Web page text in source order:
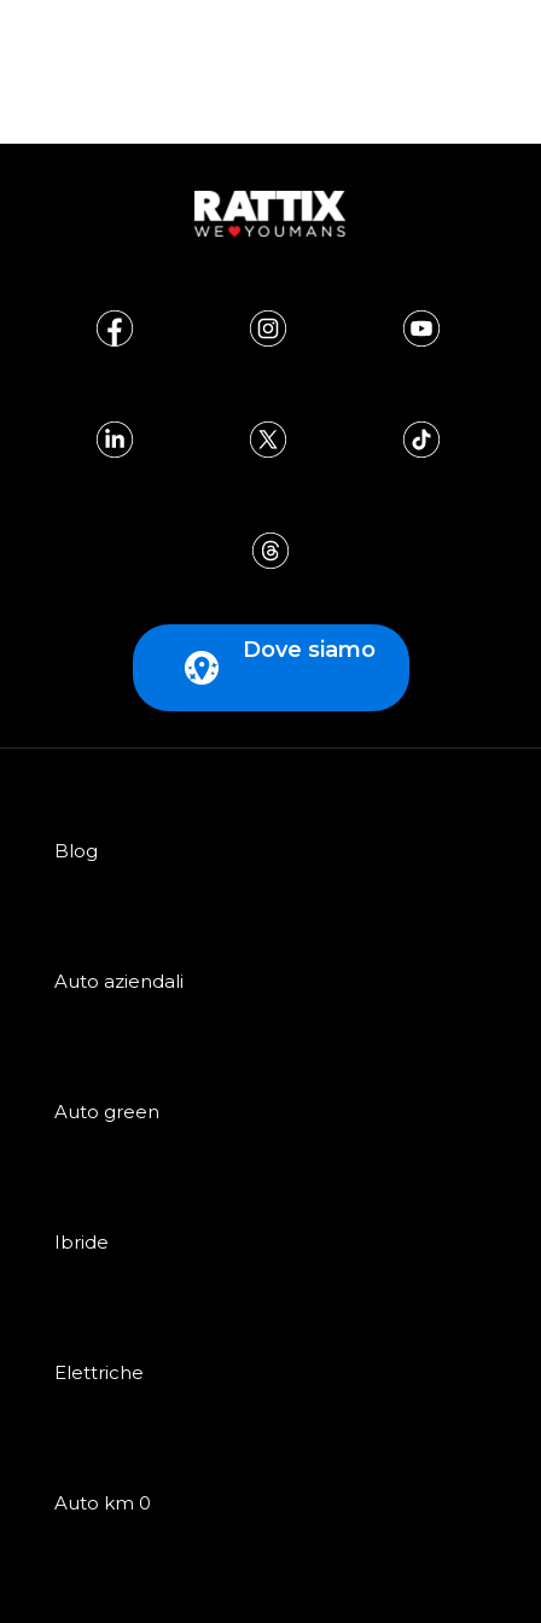
Dove siamo
Blog
Auto aziendali
Auto green
Ibride
Elettriche
Auto km 0